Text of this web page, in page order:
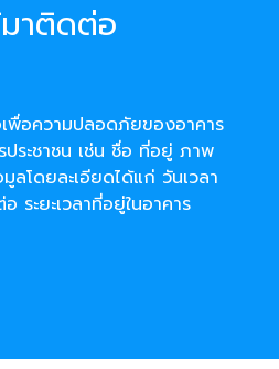
าติดต่อ
พื่อความปลอดภัยของอาคาร
ระชาชน เช่น ชื่อ ที่อยู่ ภาพ
ลโดยละเอียดได้แก่ วันเวลา
ระยะเวลาที่อยู่ในอาคาร